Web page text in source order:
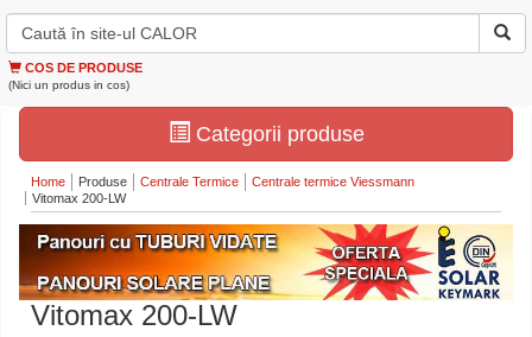
COS DE PRODUSE
(Nici un produs in cos)
Categorii produse
Home Produse Centrale Termice
Centrale termice Viessmann
Vitomax 200-LW
Vitomax 200-LW